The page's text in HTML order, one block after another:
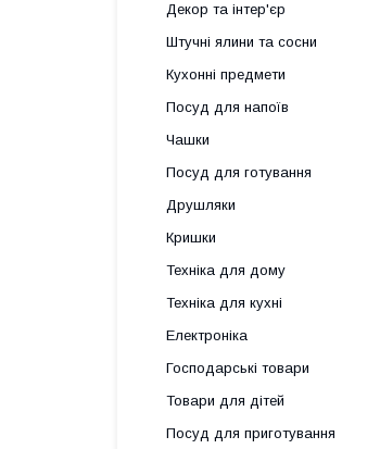
Декор та інтер'єр
Штучні ялини та сосни
Кухонні предмети
Посуд для напоїв
Чашки
Посуд для готування
Друшляки
Кришки
Техніка для дому
Техніка для кухні
Електроніка
Господарські товари
Товари для дітей
Посуд для приготування